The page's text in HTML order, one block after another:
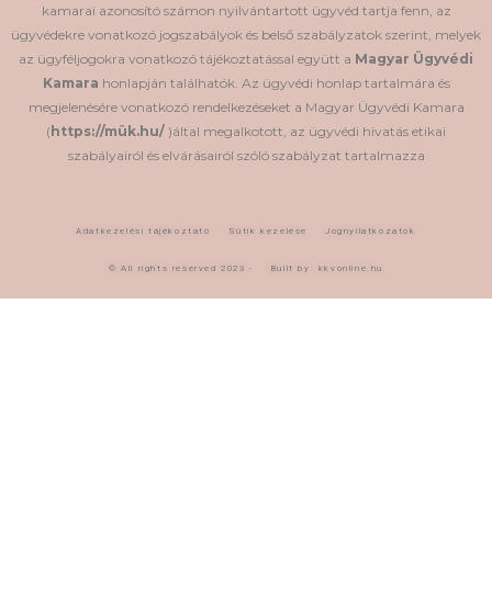
kamarai azonosító számon nyilvántartott ügyvéd tartja fenn, az
ügyvédekre vonatkozó jogszabályok és belső szabályzatok szerint, melyek
az ügyféljogokra vonatkozó tájékoztatással együtt a Magyar Ügyvédi
Kamara honlapján találhatók. Az ügyvédi honlap tartalmára és
megjelenésére vonatkozó rendelkezéseket a Magyar Ügyvédi Kamara
(https://mük.hu/ )által megalkotott, az ügyvédi hivatás etikai
szabályairól és elvárásairól szóló szabályzat tartalmazza
Adatkezelési tájékoztató Sütik kezelése Jognyilatkozatok
© All rights reserved 2023 - Built by: kkvonline.hu